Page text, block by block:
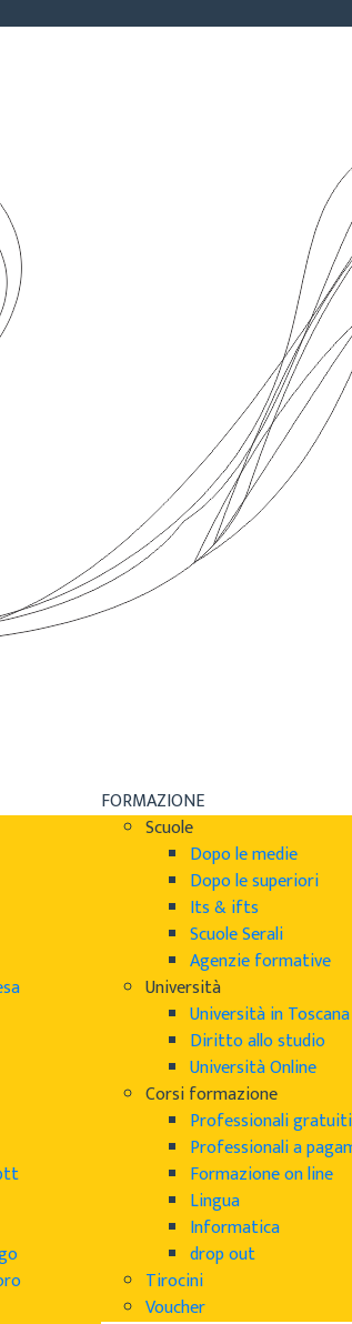
FORMAZIONE
Scuole
Dopo le medie
Dopo le superiori
Its & ifts
Scuole Serali
Agenzie formative
Università
Università in Toscana
Diritto allo studio
Università Online
Corsi formazione
Professionali gratuiti
Professionali a
Formazione on line
Lingua
Informatica
drop out
Tirocini
Voucher